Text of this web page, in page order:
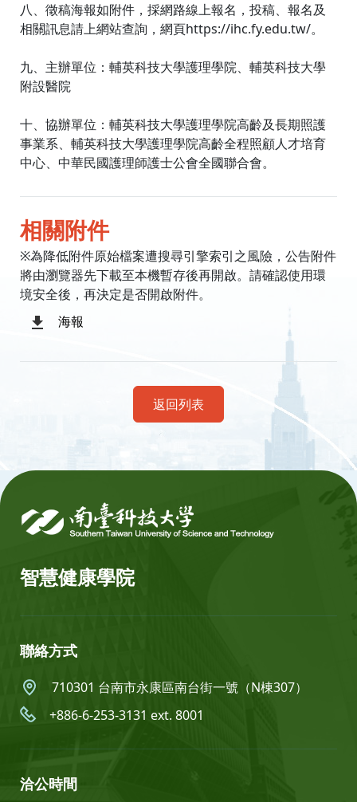
八、徵稿海報如附件，採網路線上報名，投稿、報名及
相關訊息請上網站查詢，網頁https://ihc.fy.edu.tw/。
九、主辦單位：輔英科技大學護理學院、輔英科技大學
附設醫院
十、協辦單位：輔英科技大學護理學院高齡及長期照護
事業系、輔英科技大學護理學院高齡全程照顧人才培育
中心、中華民國護理師護士公會全國聯合會。
相關附件
※為降低附件原始檔案遭搜尋引擎索引之風險，公告附件
將由瀏覽器先下載至本機暫存後再開啟。請確認使用環
境安全後，再決定是否開啟附件。
海報
返回列表
智慧健康學院
聯絡方式
710301 台南市永康區南台街一號（N棟307）
+886-6-253-3131 ext. 8001
洽公時間